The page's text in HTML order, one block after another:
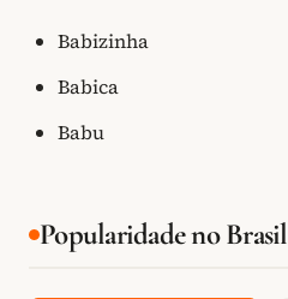
Babizinha
Babica
Babu
Popularidade no Brasil